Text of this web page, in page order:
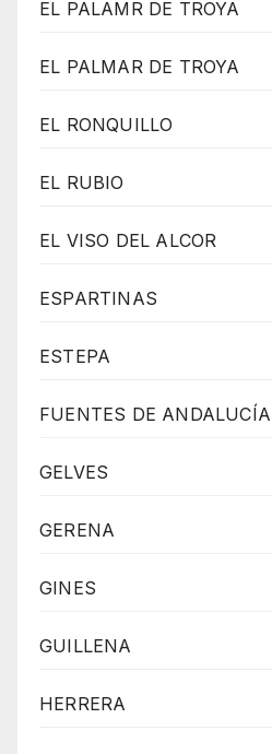
EL PALAMR DE TROYA
EL PALMAR DE TROYA
EL RONQUILLO
EL RUBIO
EL VISO DEL ALCOR
ESPARTINAS
ESTEPA
FUENTES DE ANDALUCÍA
GELVES
GERENA
GINES
GUILLENA
HERRERA